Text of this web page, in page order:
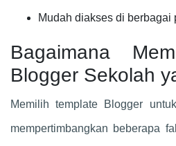
Mudah diakses di berbagai
Bagaimana
Blogger Sekolah
Memilih template Blogger
mempertimbangkan beberapa